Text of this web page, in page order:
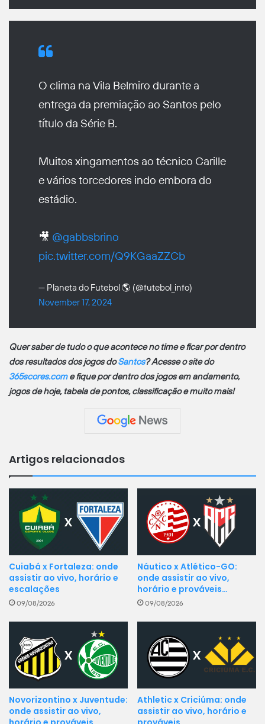
O clima na Vila Belmiro durante a
entrega da premiação ao Santos pelo
título da Série B.
Muitos xingamentos ao técnico Carille
e vários torcedores indo embora do
estádio.
🎥 @gabbsbrino
pic.twitter.com/Q9KGaaZZCb
— Planeta do Futebol 🌎 (@futebol_info)
November 17, 2024
Quer saber de tudo o que acontece no time e ficar por dentro
dos resultados dos jogos doSantos? Acesse o site do
365scores.come fique por dentro dos jogos em andamento,
jogos de hoje, tabela de pontos, classificação e muito mais!
Artigos relacionados
Cuiabá x Fortaleza: onde
assistir ao vivo, horário e
escalações
09/08/2026
Náutico x Atlético-GO:
onde assistir ao vivo,
horário e prováveis…
09/08/2026
Novorizontino x Juventude:
onde assistir ao vivo,
Athletic x Criciúma: onde
assistir ao vivo, horário e